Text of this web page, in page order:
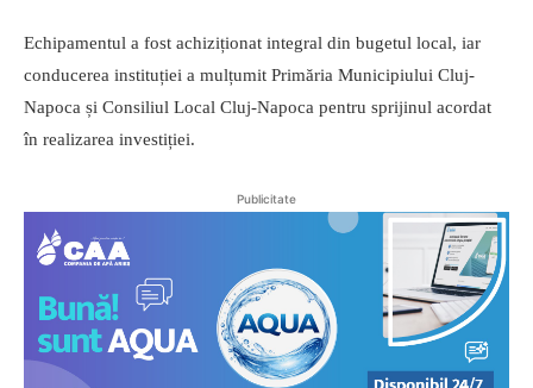
Echipamentul a fost achiziționat integral din bugetul local, iar
conducerea instituției a mulțumit Primăria Municipiului Cluj-
Napoca și Consiliul Local Cluj-Napoca pentru sprijinul acordat
în realizarea investiției.
Publicitate